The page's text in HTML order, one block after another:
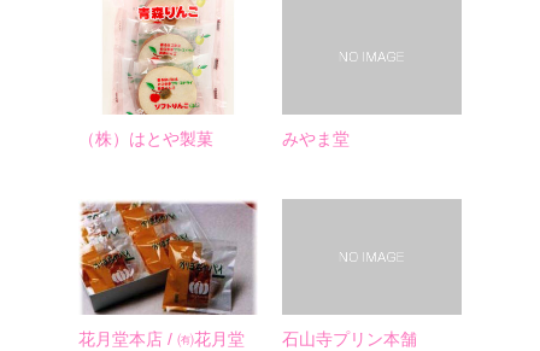
（株）はとや製菓 みやま堂
花月堂本店 / ㈲花月堂
石山寺プリン本舗